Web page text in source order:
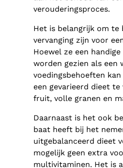
verouderingsproces.
Het is belangrijk om te
vervanging zijn voor
Hoewel ze een
worden gezien als een
voedingsbehoeften
een gevarieerd dieet
fruit, volle granen en
Daarnaast is het ook
baat heeft bij het
uitgebalanceerd dieet
mogelijk geen extra
multivitaminen. Het is